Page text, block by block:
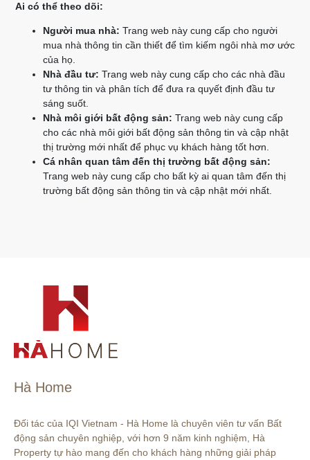
Ai có thể theo dõi:
Người mua nhà: Trang web này cung cấp cho người
mua nhà thông tin cần thiết để tìm kiếm ngôi nhà mơ ước
của họ.
Nhà đầu tư: Trang web này cung cấp cho các nhà đầu
tư thông tin và phân tích để đưa ra quyết định đầu tư
sáng suốt.
Nhà môi giới bất động sản: Trang web này cung cấp
cho các nhà môi giới bất động sản thông tin và cập nhật
thị trường mới nhất để phục vụ khách hàng tốt hơn.
Cá nhân quan tâm đến thị trường bất động sản:
Trang web này cung cấp cho bất kỳ ai quan tâm đến thị
trường bất động sản thông tin và cập nhật mới nhất.
Hà Home
Đối tác của IQI Vietnam - Hà Home là chuyên viên tư vấn Bất
động sản chuyên nghiệp, với hơn 9 năm kinh nghiệm, Hà
Property tự hào mang đến cho khách hàng những giải pháp